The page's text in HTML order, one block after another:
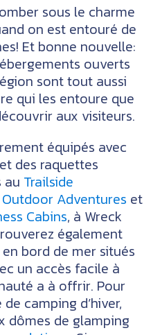
sous le charme
on est entouré de
Et bonne nouvelle:
ouverts
sont tout aussi
qui les entoure que
aux visiteurs.
équipés avec
des raquettes
au Trailside
Adventures et
Cabins, à Wreck
également
bord de mer situés
un accès facile à
a à offrir. Pour
camping d’hiver,
dômes de glamping